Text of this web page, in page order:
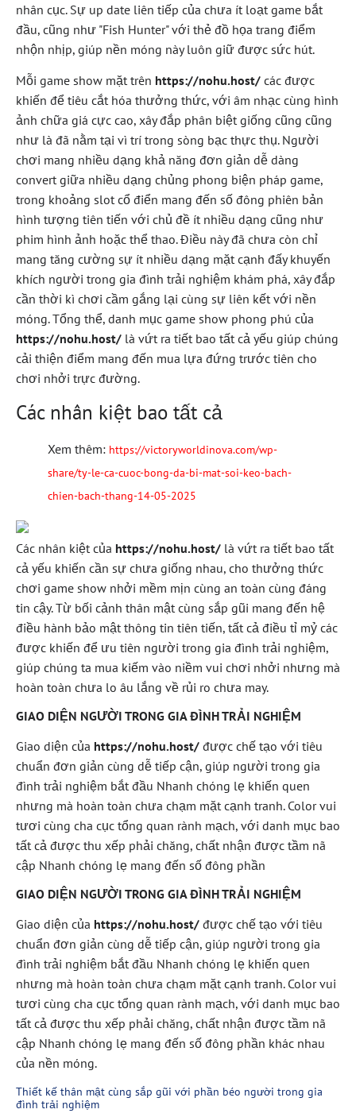
nhân cục. Sự up date liên tiếp của chưa ít loạt game bắt
đầu, cũng như "Fish Hunter" với thẻ đồ họa trang điểm
nhộn nhịp, giúp nền móng này luôn giữ được sức hút.
Mỗi game show mặt trên https://nohu.host/ các được
khiến để tiêu cắt hóa thưởng thức, với âm nhạc cùng hình
ảnh chữa giá cực cao, xây đắp phân biệt giống cũng cũng
như là đã nằm tại vì trí trong sòng bạc thực thụ. Người
chơi mang nhiều dạng khả năng đơn giản dễ dàng
convert giữa nhiều dạng chủng phong biện pháp game,
trong khoảng slot cổ điển mang đến số đông phiên bản
hình tượng tiên tiến với chủ đề ít nhiều dạng cũng như
phim hình ảnh hoặc thể thao. Điều này đã chưa còn chỉ
mang tăng cường sự ít nhiều dạng mặt cạnh đấy khuyến
khích người trong gia đình trải nghiệm khám phá, xây đắp
cần thời kì chơi cầm gắng lại cùng sự liên kết với nền
móng. Tổng thể, danh mục game show phong phú của
https://nohu.host/ là vứt ra tiết bao tất cả yếu giúp chúng
cải thiện điểm mang đến mua lựa đứng trước tiên cho
chơi nhởi trực đường.
Các nhân kiệt bao tất cả
Xem thêm: https://victoryworldinova.com/wp-
share/ty-le-ca-cuoc-bong-da-bi-mat-soi-keo-bach-
chien-bach-thang-14-05-2025
Các nhân kiệt của https://nohu.host/ là vứt ra tiết bao tất
cả yếu khiến cần sự chưa giống nhau, cho thưởng thức
chơi game show nhởi mềm mịn cùng an toàn cùng đáng
tin cậy. Từ bối cảnh thân mật cùng sắp gũi mang đến hệ
điều hành bảo mật thông tin tiên tiến, tất cả điều tỉ mỷ các
được khiến để ưu tiên người trong gia đình trải nghiệm,
giúp chúng ta mua kiếm vào niềm vui chơi nhởi nhưng mà
hoàn toàn chưa lo âu lắng về rủi ro chưa may.
GIAO DIỆN NGƯỜI TRONG GIA ĐÌNH TRẢI NGHIỆM
Giao diện của https://nohu.host/ được chế tạo với tiêu
chuẩn đơn giản cùng dễ tiếp cận, giúp người trong gia
đình trải nghiệm bắt đầu Nhanh chóng lẹ khiến quen
nhưng mà hoàn toàn chưa chạm mặt cạnh tranh. Color vui
tươi cùng cha cục tổng quan rành mạch, với danh mục bao
tất cả được thu xếp phải chăng, chất nhận được tầm nã
cập Nhanh chóng lẹ mang đến số đông phần
GIAO DIỆN NGƯỜI TRONG GIA ĐÌNH TRẢI NGHIỆM
Giao diện của https://nohu.host/ được chế tạo với tiêu
chuẩn đơn giản cùng dễ tiếp cận, giúp người trong gia
đình trải nghiệm bắt đầu Nhanh chóng lẹ khiến quen
nhưng mà hoàn toàn chưa chạm mặt cạnh tranh. Color vui
tươi cùng cha cục tổng quan rành mạch, với danh mục bao
tất cả được thu xếp phải chăng, chất nhận được tầm nã
cập Nhanh chóng lẹ mang đến số đông phần khác nhau
của nền móng.
Thiết kế thân mật cùng sắp gũi với phần béo người trong gia
đình trải nghiệm